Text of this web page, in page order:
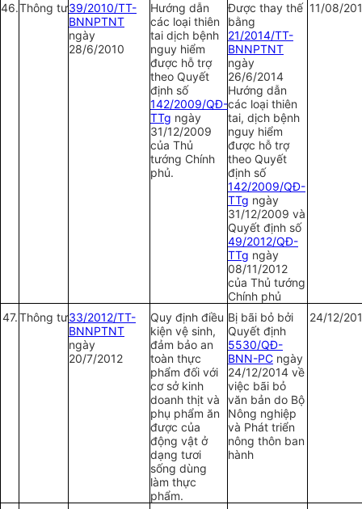
46.Thông tư39/2010/TT-
BNNPTNT
ngày
28/6/2010
Hướng dẫn
các loại thiên
tai dịch bệnh
nguy hiểm
được hỗ trợ
theo Quyết
định số
142/2009/QĐ-
TTg ngày
31/12/2009
của Thủ
tướng Chính
phủ.
Được thay thế
bằng
21/2014/TT-
BNNPTNT
ngày
26/6/2014
Hướng dẫn
các loại thiên
tai, dịch bệnh
nguy hiểm
được hỗ trợ
theo Quyết
định số
142/2009/QĐ-
TTg ngày
31/12/2009 và
Quyết định số
49/2012/QĐ-
TTg ngày
08/11/2012
của Thủ tướng
Chính phủ
11/08/
47.Thông tư33/2012/TT-
BNNPTNT
ngày
20/7/2012
Quy định điều
kiện vệ sinh,
đảm bảo an
toàn thực
phẩm đối với
cơ sở kinh
doanh thịt và
phụ phẩm ăn
được của
động vật ở
dạng tươi
sống dùng
làm thực
phẩm.
Bị bãi bỏ bởi
Quyết định
5530/QĐ-
BNN-PC ngày
24/12/2014 về
việc bãi bỏ
văn bản do Bộ
Nông nghiệp
và Phát triển
nông thôn ban
hành
24/12/